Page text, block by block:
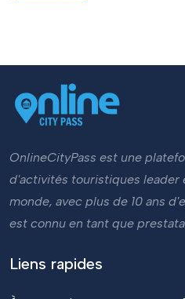
OnlineCityPass est une
d'activités touristiques leader
monde, avec plus de 10 ans
est connu en tant que
Liens rapides